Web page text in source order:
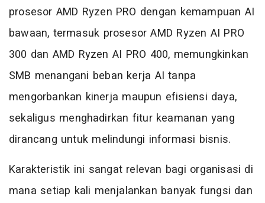
prosesor AMD Ryzen PRO dengan kemampuan AI
bawaan, termasuk prosesor AMD Ryzen AI PRO
300 dan AMD Ryzen AI PRO 400, memungkinkan
SMB menangani beban kerja AI tanpa
mengorbankan kinerja maupun efisiensi daya,
sekaligus menghadirkan fitur keamanan yang
dirancang untuk melindungi informasi bisnis.
Karakteristik ini sangat relevan bagi organisasi di
mana setiap kali menjalankan banyak fungsi dan